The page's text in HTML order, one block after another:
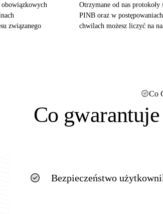
związanego
Otrzymane od nas protokoły
PINB oraz w
chwilach możesz liczyć na
Co
Co
Bezpieczeństwo